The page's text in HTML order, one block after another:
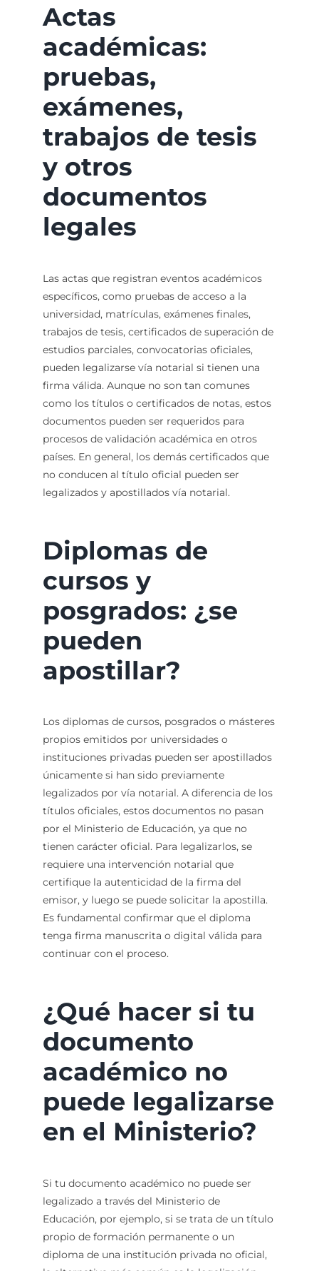
Actas
académicas:
pruebas,
exámenes,
trabajos de tesis
y otros
documentos
legales
Las actas que registran eventos académicos
específicos, como pruebas de acceso a la
universidad, matrículas, exámenes finales,
trabajos de tesis, certificados de superación de
estudios parciales, convocatorias oficiales,
pueden legalizarse vía notarial si tienen una
firma válida. Aunque no son tan comunes
como los títulos o certificados de notas, estos
documentos pueden ser requeridos para
procesos de validación académica en otros
países. En general, los demás certificados que
no conducen al título oficial pueden ser
legalizados y apostillados vía notarial.
Diplomas de
cursos y
posgrados: ¿se
pueden
apostillar?
Los diplomas de cursos, posgrados o másteres
propios emitidos por universidades o
instituciones privadas pueden ser apostillados
únicamente si han sido previamente
legalizados por vía notarial. A diferencia de los
títulos oficiales, estos documentos no pasan
por el Ministerio de Educación, ya que no
tienen carácter oficial. Para legalizarlos, se
requiere una intervención notarial que
certifique la autenticidad de la firma del
emisor, y luego se puede solicitar la apostilla.
Es fundamental confirmar que el diploma
tenga firma manuscrita o digital válida para
continuar con el proceso.
¿Qué hacer si tu
documento
académico no
puede legalizarse
en el Ministerio?
Si tu documento académico no puede ser
legalizado a través del Ministerio de
Educación, por ejemplo, si se trata de un título
propio de formación permanente o un
diploma de una institución privada no oficial,